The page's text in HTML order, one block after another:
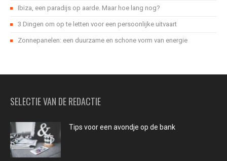
Ibiza, een paradijs op aarde. Maar hoe lang nog?
3 Dingen om op te letten voor een persoonlijke uitvaart
Zonnepanelen: een duurzame en schone vorm van energie
SELECTIE VAN DE REDACTIE
Tips voor een avondje op de bank